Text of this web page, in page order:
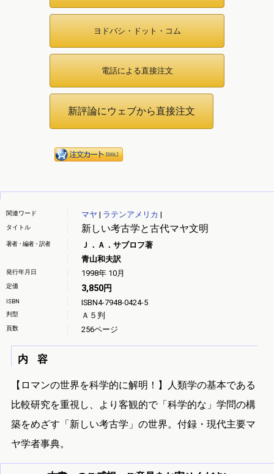
ヨドバシ・ドット・コム
電話による直接注文
関連ワード マヤ | ラテンアメリカ |
新しい考古学と古代マヤ文明
タイトル
著者・編者・訳者
Ｊ．Ａ．サブロフ著
青山和夫訳
発行年月日 1998年 10月
定価 3,850円
ISBN ISBN4-7948-0424-5
判型 Ａ５判
頁数 256ページ
内 容
【ロマンの世界を科学的に解明！】人類学の基本である
比較研究を重視し、より客観的で「科学的な」学問の構
築をめざす「新しい考古学」の世界。付録・現代主要マ
ヤ学者事典。